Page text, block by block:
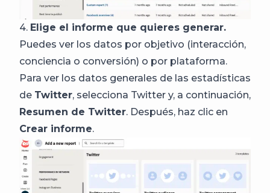
4. Elige el informe que quieres generar.
Puedes ver los datos por objetivo (interacción,
conciencia o conversión) o por plataforma.
Para ver los datos generales de las estadísticas
de Twitter, selecciona Twitter y, a continuación,
Resumen de Twitter. Después, haz clic en
Crear informe.